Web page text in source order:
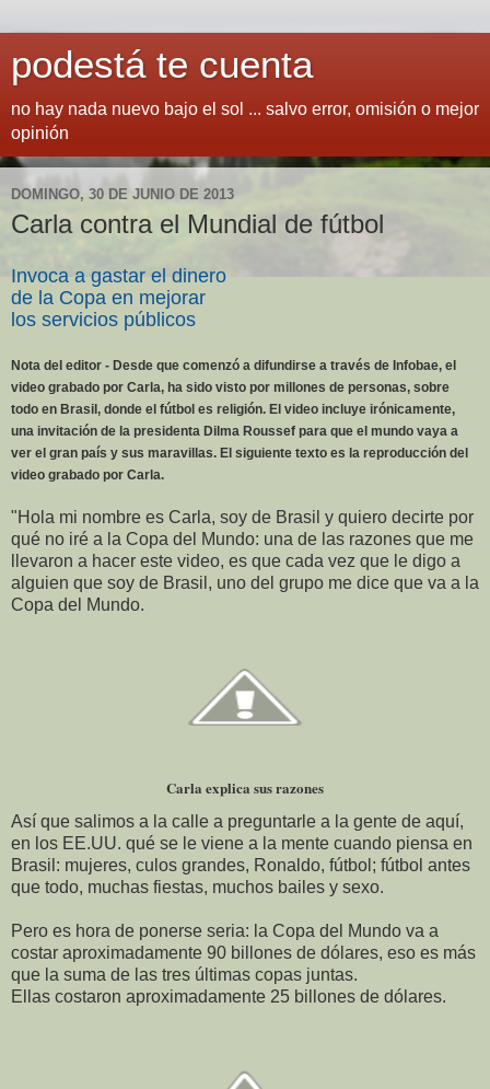
podestá te cuenta
no hay nada nuevo bajo el sol ... salvo error, omisión o mejor
opinión
DOMINGO, 30 DE JUNIO DE 2013
Carla contra el Mundial de fútbol
Invoca a gastar el dinero
de la Copa en mejorar
los servicios públicos
Nota del editor - Desde que comenzó a difundirse a través de Infobae, el
video grabado por Carla, ha sido visto por millones de personas, sobre
todo en Brasil, donde el fútbol es religión. El video incluye irónicamente,
una invitación de la presidenta Dilma Roussef para que el mundo vaya a
ver el gran país y sus maravillas. El siguiente texto es la reproducción del
video grabado por Carla.
"Hola mi nombre es Carla, soy de Brasil y quiero decirte por
qué no iré a la Copa del Mundo: una de las razones que me
llevaron a hacer este video, es que cada vez que le digo a
alguien que soy de Brasil, uno del grupo me dice que va a la
Copa del Mundo.
Carla explica sus razones
Así que salimos a la calle a preguntarle a la gente de aquí,
en los EE.UU. qué se le viene a la mente cuando piensa en
Brasil: mujeres, culos grandes, Ronaldo, fútbol; fútbol antes
que todo, muchas fiestas, muchos bailes y sexo.
Pero es hora de ponerse seria: la Copa del Mundo va a
costar aproximadamente 90 billones de dólares, eso es más
que la suma de las tres últimas copas juntas.
Ellas costaron aproximadamente 25 billones de dólares.